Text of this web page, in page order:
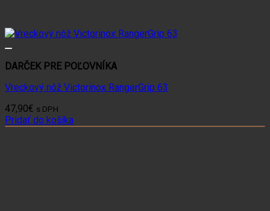
DARČEK PRE POĽOVNÍKA
Vreckový nôž Victorinox RangerGrip 63
47,90€ s DPH
Pridať do košíka